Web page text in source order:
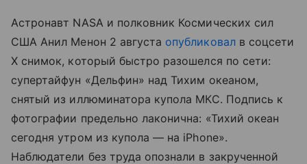
Астронавт NASA и полковник Космических сил
США Анил Менон 2 августа опубликовалв соцсети
X снимок, который быстро разошелся по сети:
супертайфун «Дельфин» над Тихим океаном,
снятый из иллюминатора купола МКС. Подпись к
фотографии предельно лаконична: «Тихий океан
сегодня утром из купола — на iPhone».
Наблюдатели без труда опознали в закрученной